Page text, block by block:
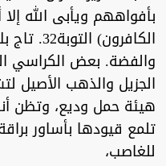
بأفواههم ويأبى الله
والفضة. بعض الكراسي
الجزيل والذهب الأصيل
هيئة حمل وديع، وتظن
تلمع قيودها بأساور
للغاصب،